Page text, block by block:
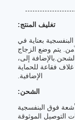
تغليف المنتج:
بعناية في
يتم وضع الزجاج
إلى،
فقاعة للحماية
الإضافية.
الشحن:
فوق البنفسجية
خدمات التوصيل الموثوقة